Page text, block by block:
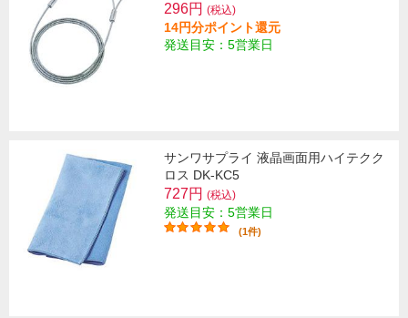
296円 (税込)
14円分ポイント還元
発送目安：5営業日
サンワサプライ 液晶画面用ハイテクク
ロス DK-KC5
727円 (税込)
発送目安：5営業日
(1件)